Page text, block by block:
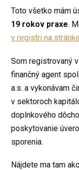
Toto všetko mám
19 rokov praxe.
v registri na
Som registrovaný
finančný agent
a.s. a vykonávam
v sektoroch
doplnkového
poskytovanie
sporenia.
Nájdete ma tam